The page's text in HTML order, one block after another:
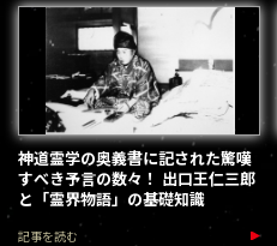
神道霊学の奥義書に記された驚嘆
すべき予言の数々！ 出口王仁三郎
と「霊界物語」の基礎知識
記事を読む